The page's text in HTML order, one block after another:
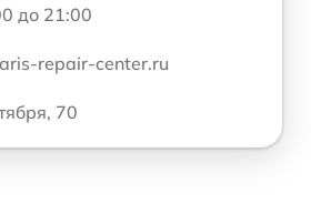
до 21:00
repair-center.ru
70